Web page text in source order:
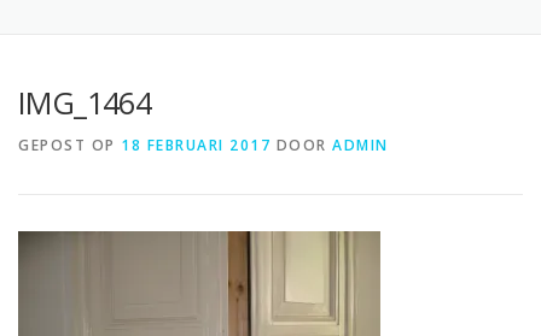
IMG_1464
GEPOST OP 18 FEBRUARI 2017 DOOR ADMIN